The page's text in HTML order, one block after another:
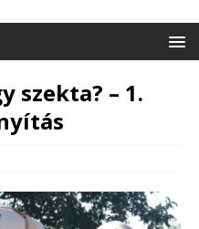
szekta? – 1.